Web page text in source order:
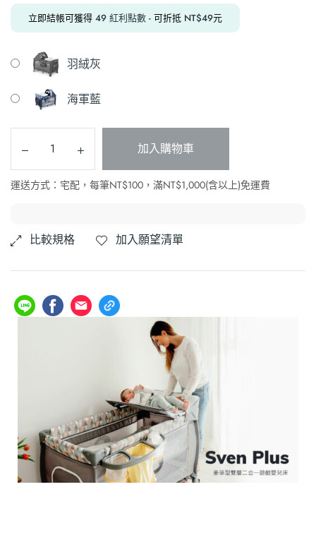
立即結帳可獲得 49 紅利點數 - 可折抵 NT$49元
羽絨灰
海軍藍
加入購物車
運送方式：宅配，每筆NT$100，滿NT$1,000(含以上)免運費
比較規格 加入願望清單